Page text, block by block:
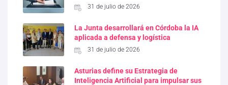
31 de julio de 2026
La Junta desarrollará en Córdoba la IA
aplicada a defensa y logística
31 de julio de 2026
Asturias define su Estrategia de
Inteligencia Artificial para impulsar sus